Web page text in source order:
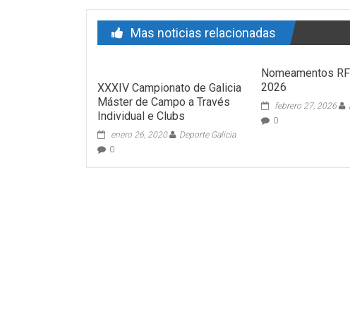
Mas noticias relacionadas
XXXIV Campionato de Galicia
Máster de Campo a Través
Individual e Clubs
enero 26, 2020
Deporte Galicia
0
Nomeamentos
2026
febrero 27, 2026
0